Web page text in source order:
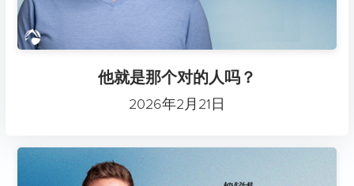
他就是那个对的人吗？
2026年2月21日